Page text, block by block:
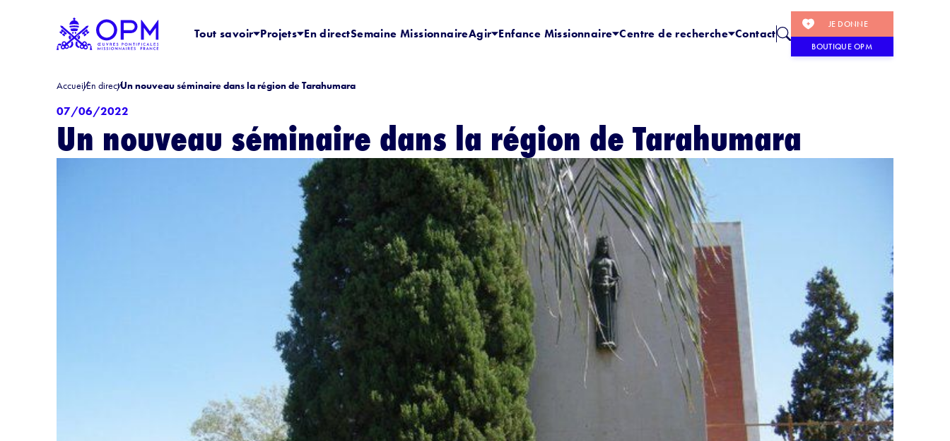
Tout savoir Projets En directSemaine MissionnaireAgir Enfance Missionnaire Centre de recherche Contact
JE DONNE
BOUTIQUE OPM
AccueilEn directUn nouveau séminaire dans la région de Tarahumara
07/06/2022
Un nouveau séminaire dans la région de Tarahumara